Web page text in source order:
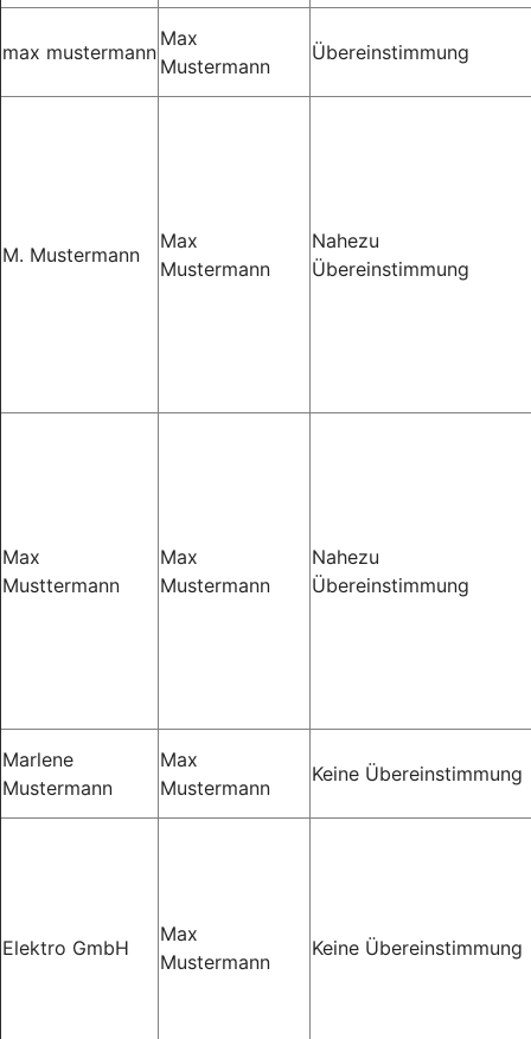
max mustermann
Max
Mustermann
Übereinstimmung
M. Mustermann
Max
Mustermann
Nahezu
Übereinstimmung
Max
Musttermann
Max
Mustermann
Nahezu
Übereinstimmung
Marlene
Mustermann
Max
Mustermann
Keine Übereinstimmung
Elektro GmbH
Max
Mustermann
Keine Übereinstimmung